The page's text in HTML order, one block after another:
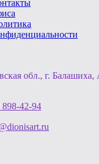
обл., г. Балашиха,
898-42-94